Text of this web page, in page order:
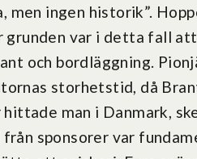
men ingen historik”.
var i detta fall
och bordläggning.
storhetstid, då
man i Danmark,
från sponsorer var